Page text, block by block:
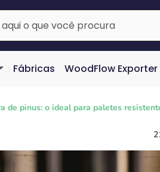
Fábricas WoodFlow Exporter
de pinus: o ideal para paletes